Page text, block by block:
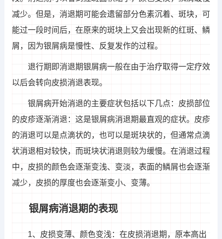
减少。但是，消退期可能会遗留部分色素沉着、斑块，可
能过一段时间后，在原来的斑块上又会出现新的红斑、鳞
屑，因为银屑病是慢性、反复发作的过程。
退行期即消退期银屑病一般在由于治疗取得一定疗效
以后会转向皮损消退表现。
银屑病开始消退的主要症状包括以下几点：皮损部位
的皮疹逐渐消退：这是银屑病消退期最直观的症状。皮疹
的消退可以是点滴状的，也可以是斑块状的，但通常点滴
状消退相对较快，而斑块状消退则较为缓慢。在消退过程
中，皮损的颜色会逐渐变浅、变淡，表面的鳞屑也会逐渐
减少，皮损的厚度也会逐渐变小、变薄。
银屑病消退期的表现
1、皮损变薄、颜色变浅：在皮损消退期，原本高出